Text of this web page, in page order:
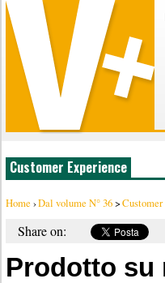
Customer Experience
Home ›Dal volume N° 36>
Share on:
Prodotto su